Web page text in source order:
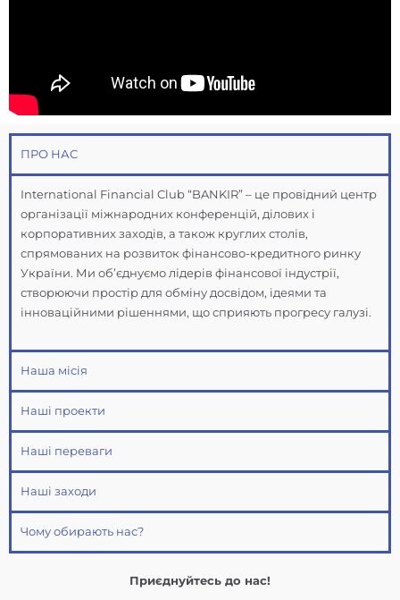
ПРО НАС
International Financial Club “BANKIR” – це провідний центр
організації міжнародних конференцій, ділових і
корпоративних заходів, а також круглих столів,
спрямованих на розвиток фінансово-кредитного ринку
України. Ми об’єднуємо лідерів фінансової індустрії,
створюючи простір для обміну досвідом, ідеями та
інноваційними рішеннями, що сприяють прогресу галузі.
Наша місія
Наші проекти
Наші переваги
Наші заходи
Чому обирають нас?
Приєднуйтесь до нас!